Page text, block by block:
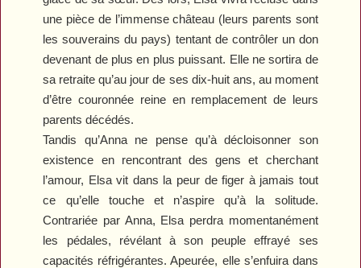
une pièce de l’immense château (leurs parents sont
les souverains du pays) tentant de contrôler un don
devenant de plus en plus puissant. Elle ne sortira de
sa retraite qu’au jour de ses dix-huit ans, au moment
d’être couronnée reine en remplacement de leurs
parents décédés.
Tandis qu’Anna ne pense qu’à décloisonner son
existence en rencontrant des gens et cherchant
l’amour, Elsa vit dans la peur de figer à jamais tout
ce qu’elle touche et n’aspire qu’à la solitude.
Contrariée par Anna, Elsa perdra momentanément
les pédales, révélant à son peuple effrayé ses
capacités réfrigérantes. Apeurée, elle s’enfuira dans